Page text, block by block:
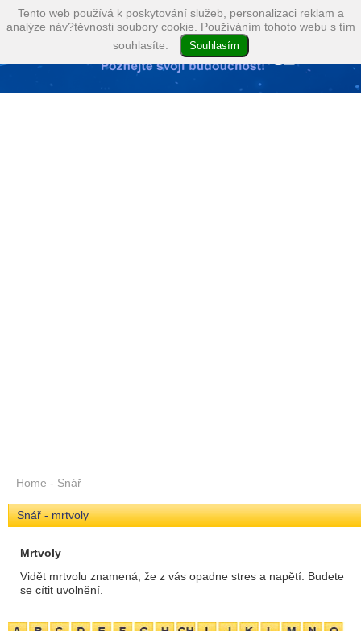
Home - Snář
Snář - mrtvoly
Mrtvoly
Vidět mrtvolu znamená, že z vás opadne stres a napětí. Budete
se cítit uvolnění.
Tento web používá k poskytování služeb, personalizaci reklam a
analýze náv?těvnosti soubory cookie. Používáním tohoto webu s tím
souhlasíte.